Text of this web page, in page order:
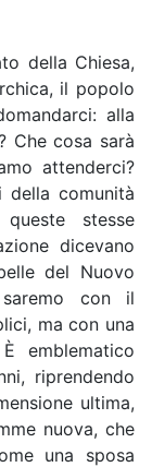
della Chiesa,
il popolo
alla
Che cosa sarà
attenderci?
della comunità
stesse
dicevano
del Nuovo
con il
ma con una
emblematico
riprendendo
ultima,
nuova, che
una sposa